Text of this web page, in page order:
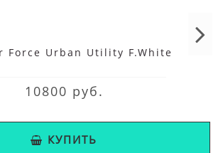
Force Urban Utility F.White
10800 руб.
КУПИТЬ